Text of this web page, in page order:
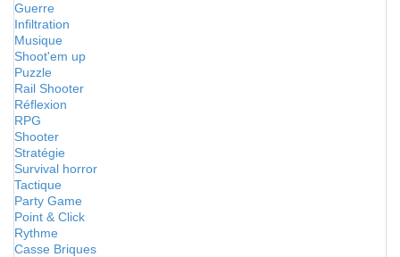
Guerre
Infiltration
Musique
Shoot'em up
Puzzle
Rail Shooter
Réflexion
RPG
Shooter
Stratégie
Survival horror
Tactique
Party Game
Point & Click
Rythme
Casse Briques